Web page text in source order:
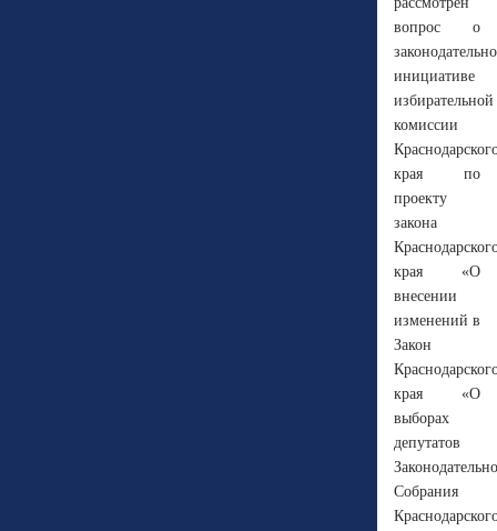
вопрос о
инициативе
избирательной
комиссии
края по
проекту
закона
края «О
внесении
изменений в
Закон
края «О
выборах
депутатов
Собрания